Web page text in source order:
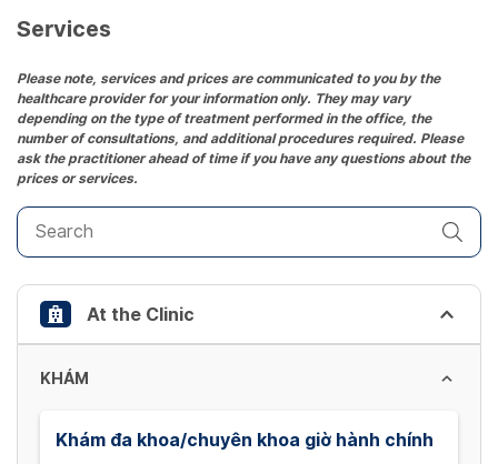
date.
the
question
mark
key
to
get
the
keyboard
shortcuts
for
changing
dates.
Services
Please note, services and prices are communicated to you by the
healthcare provider for your information only. They may vary
depending on the type of treatment performed in the office, the
number of consultations, and additional procedures required. Please
ask the practitioner ahead of time if you have any questions about the
prices or services.
At the Clinic
KHÁM
Khám đa khoa/chuyên khoa giờ hành chính